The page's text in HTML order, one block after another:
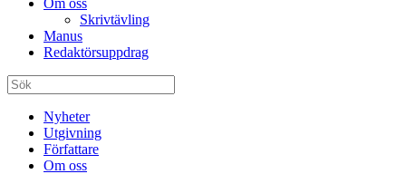
Om oss
Skrivtävling
Manus
Redaktörsuppdrag
Nyheter
Utgivning
Författare
Om oss